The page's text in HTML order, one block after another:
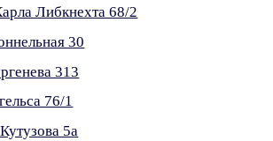
Либкнехта 68/2
30
313
76/1
5а